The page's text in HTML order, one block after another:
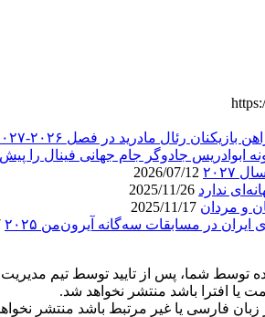
رئال مادرید در فصل ۲۰۲۶-۲۰۲۷
ابوادریس جادوگر جام جهانی فینال را
ندارد
و مردان
در مسابقات سه‌گانه آیرون‌من ۲۰۲۵
توسط شما، پس از تایید توسط تیم
یا افترا باشد منتشر نخواهد شد.
زبان فارسی یا غیر مرتبط باشد منتشر